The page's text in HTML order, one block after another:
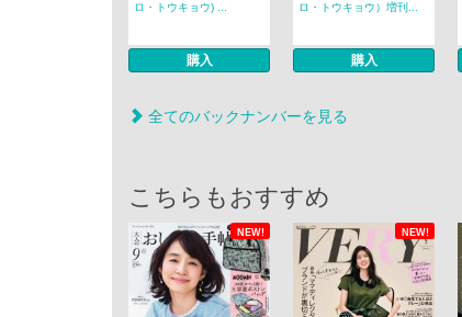
ロ・トウキョウ) ...
購入
ロ・トウキョウ）増刊...
購入
全てのバックナンバーを見る
こちらもおすすめ
NEW! NEW!